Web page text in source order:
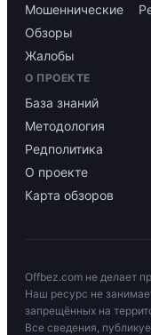
Мошеннические
Обзоры
Жалобы
О ПРОЕКТЕ
База знаний
Методология
Редполитика
О проекте
Карта обзоров
Offbez.com не делает
Наш ресурс не
запрещённых на
Все сведения,